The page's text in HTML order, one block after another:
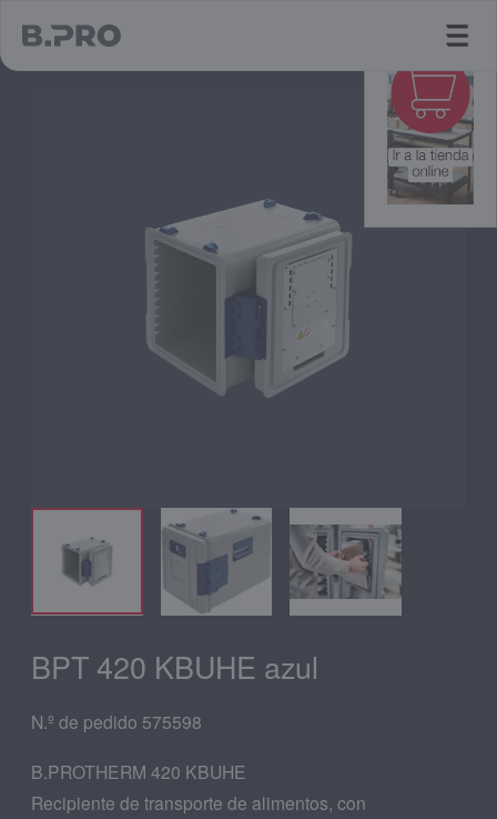
BPT 420 KBUHE azul
N.º de pedido 575598
B.PROTHERM 420 KBUHE
Recipiente de transporte de alimentos, con